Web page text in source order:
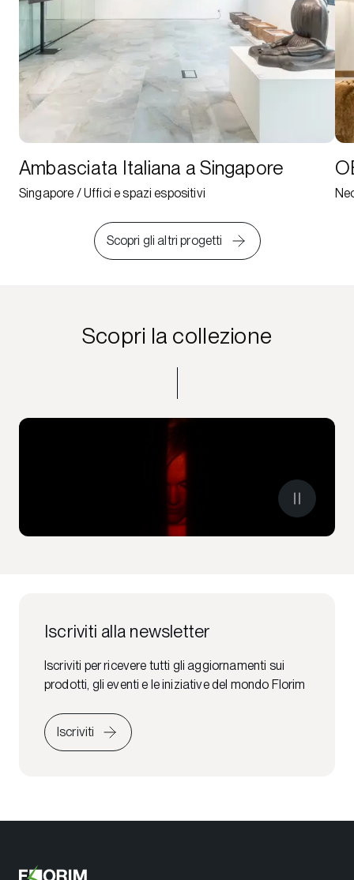
Ambasciata Italiana a Singapore
Singapore / Uffici e spazi espositivi
Scopri gli altri progetti
Scopri la collezione
Iscriviti alla newsletter
Iscriviti per ricevere tutti gli aggiornamenti sui
prodotti, gli eventi e le iniziative del mondo Florim
Iscriviti